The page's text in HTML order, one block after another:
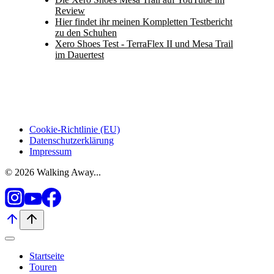
Review
Hier findet ihr meinen Kompletten Testbericht
zu den Schuhen
Xero Shoes Test - TerraFlex II und Mesa Trail
im Dauertest
Cookie-Richtlinie (EU)
Datenschutzerklärung
Impressum
© 2026 Walking Away...
Startseite
Touren